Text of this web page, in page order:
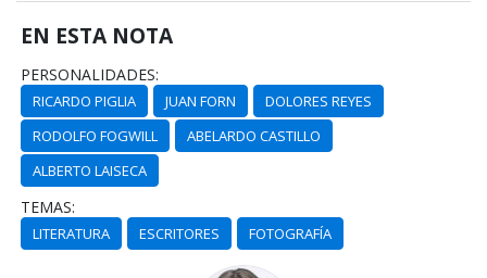
EN ESTA NOTA
PERSONALIDADES:
RICARDO PIGLIA JUAN FORN
DOLORES REYES
RODOLFO FOGWILL
ABELARDO CASTILLO
ALBERTO LAISECA
TEMAS:
LITERATURA ESCRITORES FOTOGRAFÍA